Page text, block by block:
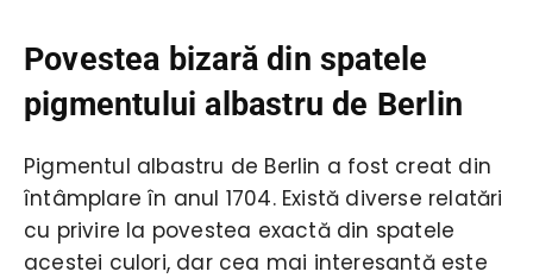
Povestea bizară din spatele
pigmentului albastru de Berlin
Pigmentul albastru de Berlin a fost creat din
întâmplare în anul 1704. Există diverse relatări
cu privire la povestea exactă din spatele
acestei culori, dar cea mai interesantă este